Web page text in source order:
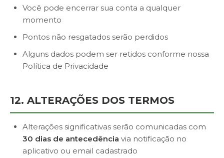
Você pode encerrar sua conta a qualquer
momento
Pontos não resgatados serão perdidos
Alguns dados podem ser retidos conforme nossa
Política de Privacidade
12. ALTERAÇÕES DOS TERMOS
Alterações significativas serão comunicadas com
30 dias de antecedência via notificação no
aplicativo ou email cadastrado